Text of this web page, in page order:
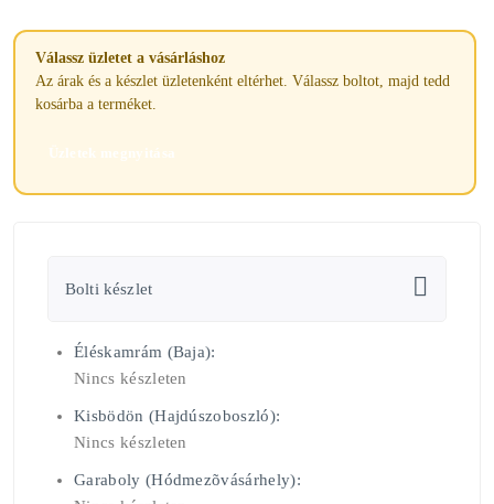
Válassz üzletet a vásárláshoz
Az árak és a készlet üzletenként eltérhet. Válassz boltot, majd tedd
kosárba a terméket.
Üzletek megnyitása
Bolti készlet
Éléskamrám (Baja):
Nincs készleten
Kisbödön (Hajdúszoboszló):
Nincs készleten
Garaboly (Hódmezõvásárhely):